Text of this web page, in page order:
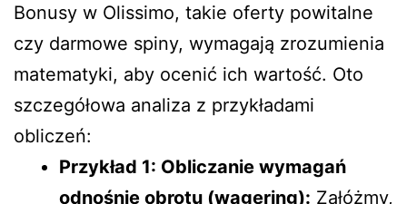
Bonusy w Olissimo, takie oferty powitalne
czy darmowe spiny, wymagają zrozumienia
matematyki, aby ocenić ich wartość. Oto
szczegółowa analiza z przykładami
obliczeń:
Przykład 1: Obliczanie wymagań
odnośnie obrotu (wagering): Załóżmy,